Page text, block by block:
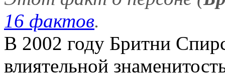
16 фактов.
В 2002 году Бритни
влиятельной